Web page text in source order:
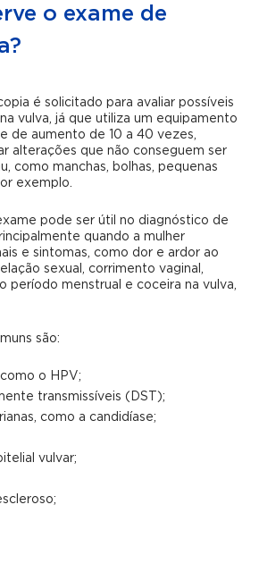
o exame de
é solicitado para avaliar possíveis
vulva, já que utiliza um equipamento
de aumento de 10 a 40 vezes,
alterações que não conseguem ser
como manchas, bolhas, pequenas
exemplo.
pode ser útil no diagnóstico de
quando a mulher
e sintomas, como dor e ardor ao
sexual, corrimento vaginal,
período menstrual e coceira na vulva,
são:
o HPV;
transmissíveis (DST);
como a candidíase;
vulvar;